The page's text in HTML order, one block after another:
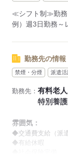
【夜勤】
17：00～10：00
2～3ヵ月程度の
その他、
●週2日・1日4h～
●日勤のみ
など、いろんな
登録の際に、あ
勤務したシフト
≪シフト制≫勤務
例）週3日勤務～
勤務先の情報
禁煙・分煙 派遣活
勤務先： 有料老
特別養
雰囲気：
◆交通費支給（派
◆有給休暇
※喫煙環境に関し